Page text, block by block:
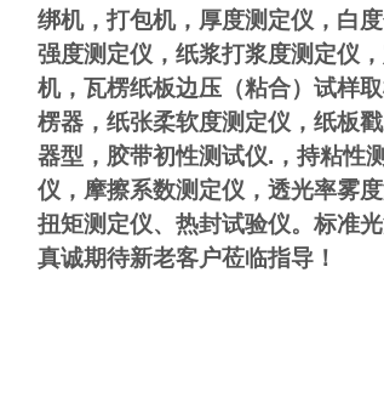
绑机，打包机，厚度测定仪，白
强度测定仪，纸浆打浆度测定仪
机，瓦楞纸板边压（粘合）试样
楞器，纸张柔软度测定仪，纸板
器型，胶带初性测试仪.，持粘性
仪，摩擦系数测定仪，透光率雾
扭矩测定仪、热封试验仪。标准
真诚期待新老客户莅临指导！